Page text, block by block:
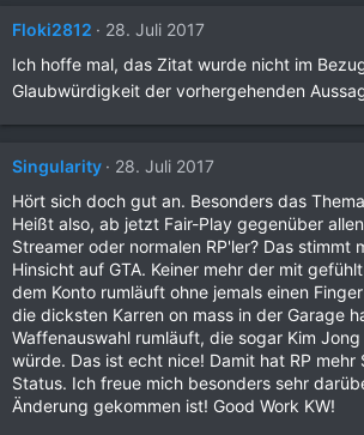
Floki2812 28. Juli 2017
Ich hoffe mal, das Zitat wurde nicht im
Glaubwürdigkeit der vorhergehenden
Singularity 28. Juli 2017
Hört sich doch gut an. Besonders das
Heißt also, ab jetzt Fair-Play gegenüber
Streamer oder normalen RP'ler? Das stimmt
Hinsicht auf GTA. Keiner mehr der mit
dem Konto rumläuft ohne jemals einen
die dicksten Karren on mass in der Garage
Waffenauswahl rumläuft, die sogar Kim
würde. Das ist echt nice! Damit hat RP mehr
Status. Ich freue mich besonders sehr
Änderung gekommen ist! Good Work KW!